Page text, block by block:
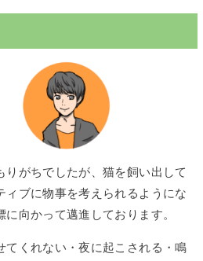
りがちでしたが、猫を飼い出して
ィブに物事を考えられるようにな
に向かって邁進しております。
てくれない・夜に起こされる・鳴